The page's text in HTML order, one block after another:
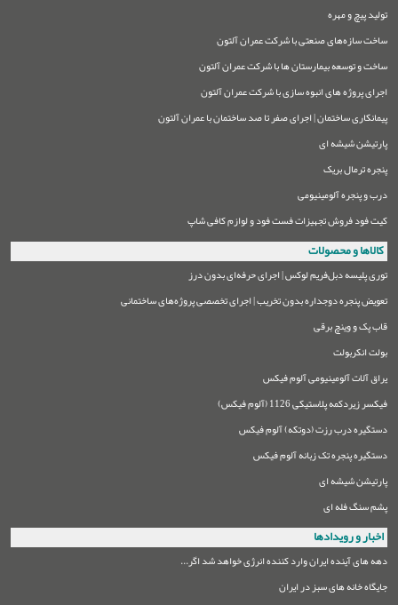
تولید پیچ و مهره
ساخت سازه‌های صنعتی با شرکت عمران آلتون
ساخت و توسعه بیمارستان ها با شرکت عمران آلتون
اجرای پروژه های انبوه سازی با شرکت عمران آلتون
پیمانکاری ساختمان | اجرای صفر تا صد ساختمان با عمران آلتون
پارتیشن شیشه ای
پنجره ترمال بریک
درب و پنجره آلومینیومی
کیت فود فروش تجهیزات فست فود و لوازم کافی شاپ
کالاها و محصولات
توری پلیسه دبل‌فریم لوکس | اجرای حرفه‌ای بدون درز
تعویض پنجره دوجداره بدون تخریب | اجرای تخصصی پروژه‌های ساختمانی
قاب پک و وینچ برقی
بولت انکربولت
یراق آلات آلومینیومی آلوم فیکس
فیکسر زیردکمه پلاستیکی 1126 (آلوم فیکس)
دستگیره درب رزت (دوتکه) آلوم فیکس
دستگیره پنجره تک زبانه آلوم فیکس
پارتیشن شیشه ای
پشم سنگ فله ای
اخبار و رویدادها
دهه های آینده ایران وارد کننده انرژی خواهد شد اگر...
جایگاه خانه های سبز در ایران